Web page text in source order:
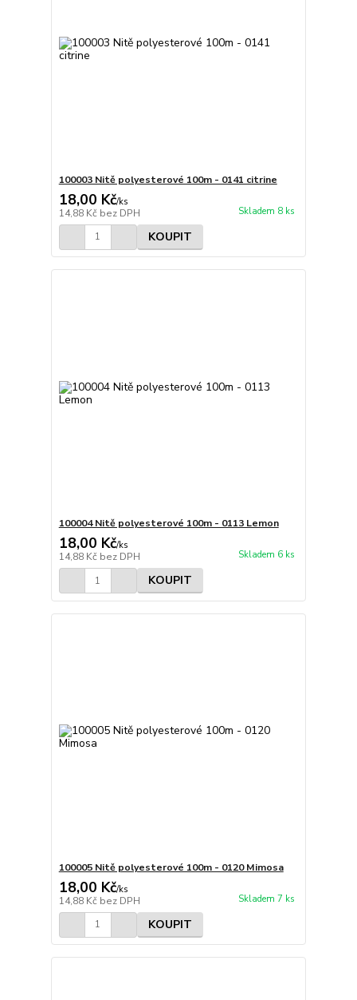
100003 Nitě polyesterové 100m - 0141 citrine
18,00 Kč/ks
14,88 Kč bez DPH Skladem 8 ks
KOUPIT
100004 Nitě polyesterové 100m - 0113 Lemon
18,00 Kč/ks
14,88 Kč bez DPH Skladem 6 ks
KOUPIT
100005 Nitě polyesterové 100m - 0120 Mimosa
18,00 Kč/ks
14,88 Kč bez DPH Skladem 7 ks
KOUPIT